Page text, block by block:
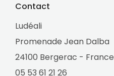
Contact
Ludéali
Promenade Jean Dalba
24100 Bergerac - France
05 53 61 21 26